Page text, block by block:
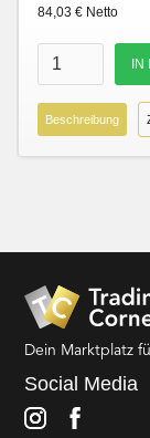
84,03 € Netto
Beschreibung
Dein Marktplatz
Social Media